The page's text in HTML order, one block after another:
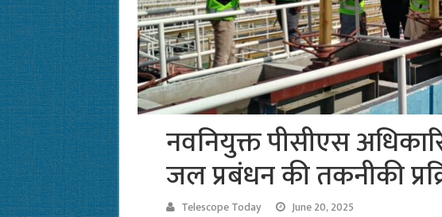
नवनियुक्त पीसीएस
जल प्रबंधन की तकनीकी
Telescope Today June 20, 2025